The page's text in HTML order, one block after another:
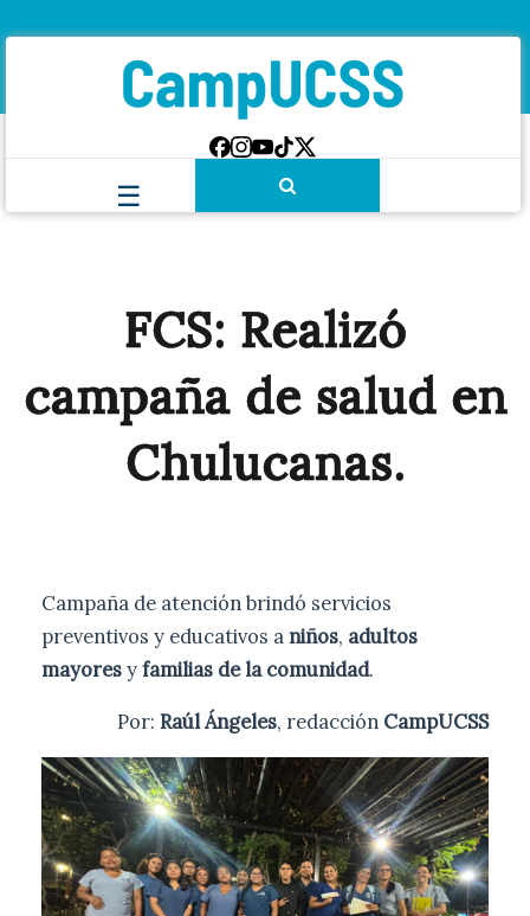
FCS: Realizó
campaña de salud en
Chulucanas.
Campaña de atención brindó servicios
preventivos y educativos a niños, adultos
mayoresyfamilias de la comunidad.
Por: Raúl Ángeles, redacción CampUCSS